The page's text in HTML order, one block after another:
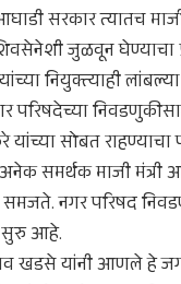
सरकार त्यातच
जुळवून
नियुक्त्याही
परिषदेच्या
सोबत राहण्याचा
समर्थक माजी मंत्री
नगर परिषद
सुरु आहे.
खडसे यांनी आणले हे